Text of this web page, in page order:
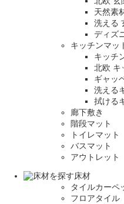
天然素
洗える
ディズ
キッチンマッ
キッチ
北欧 キ
ギャッ
洗える
拭ける
廊下敷き
階段マット
トイレマット
バスマット
アウトレット
床材
タイルカーペ
フロアタイル